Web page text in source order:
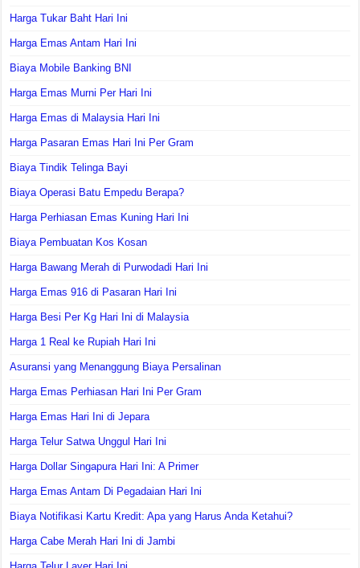
Harga Tukar Baht Hari Ini
Harga Emas Antam Hari Ini
Biaya Mobile Banking BNI
Harga Emas Murni Per Hari Ini
Harga Emas di Malaysia Hari Ini
Harga Pasaran Emas Hari Ini Per Gram
Biaya Tindik Telinga Bayi
Biaya Operasi Batu Empedu Berapa?
Harga Perhiasan Emas Kuning Hari Ini
Biaya Pembuatan Kos Kosan
Harga Bawang Merah di Purwodadi Hari Ini
Harga Emas 916 di Pasaran Hari Ini
Harga Besi Per Kg Hari Ini di Malaysia
Harga 1 Real ke Rupiah Hari Ini
Asuransi yang Menanggung Biaya Persalinan
Harga Emas Perhiasan Hari Ini Per Gram
Harga Emas Hari Ini di Jepara
Harga Telur Satwa Unggul Hari Ini
Harga Dollar Singapura Hari Ini: A Primer
Harga Emas Antam Di Pegadaian Hari Ini
Biaya Notifikasi Kartu Kredit: Apa yang Harus Anda Ketahui?
Harga Cabe Merah Hari Ini di Jambi